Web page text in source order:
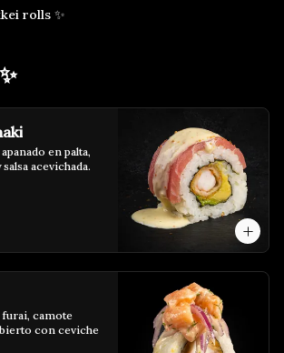
rolls ✨
en palta,
acevichada.
furai, camote
con ceviche